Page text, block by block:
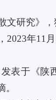
文研究》
2023年11
表于《陕